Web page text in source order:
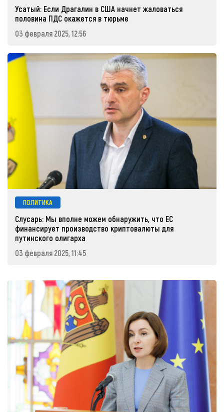
Усатый: Если Драгалин в США начнет жаловаться
половина ПДС окажется в тюрьме
03 февраля 2025, 12:56
ПОЛИТИКА
Слусарь: Мы вполне можем обнаружить, что ЕС
финансирует производство криптовалюты для
путинского олигарха
03 февраля 2025, 11:45